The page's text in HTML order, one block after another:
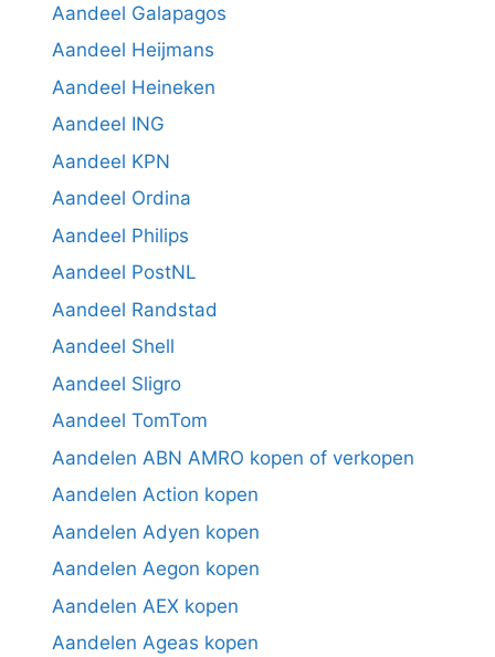
Aandeel Galapagos
Aandeel Heijmans
Aandeel Heineken
Aandeel ING
Aandeel KPN
Aandeel Ordina
Aandeel Philips
Aandeel PostNL
Aandeel Randstad
Aandeel Shell
Aandeel Sligro
Aandeel TomTom
Aandelen ABN AMRO kopen of verkopen
Aandelen Action kopen
Aandelen Adyen kopen
Aandelen Aegon kopen
Aandelen AEX kopen
Aandelen Ageas kopen